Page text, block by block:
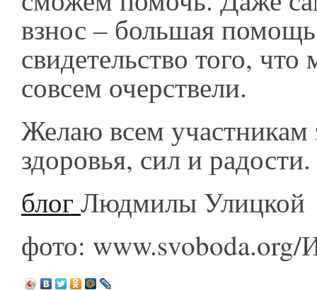
взнос – большая
свидетельство того,
совсем очерствели.
Желаю всем
здоровья, сил и радости.
блог Людмилы Улицкой
фото: www.svoboda.org/